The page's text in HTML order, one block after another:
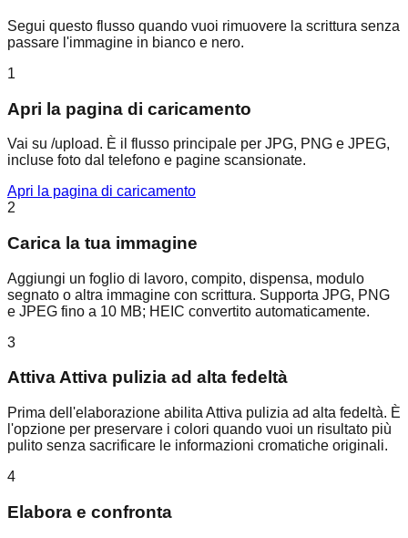
Segui questo flusso quando vuoi rimuovere la scrittura senza
passare l'immagine in bianco e nero.
1
Apri la pagina di caricamento
Vai su /upload. È il flusso principale per JPG, PNG e JPEG,
incluse foto dal telefono e pagine scansionate.
Apri la pagina di caricamento
2
Carica la tua immagine
Aggiungi un foglio di lavoro, compito, dispensa, modulo
segnato o altra immagine con scrittura. Supporta JPG, PNG
e JPEG fino a 10 MB; HEIC convertito automaticamente.
3
Attiva Attiva pulizia ad alta fedeltà
Prima dell'elaborazione abilita Attiva pulizia ad alta fedeltà. È
l'opzione per preservare i colori quando vuoi un risultato più
pulito senza sacrificare le informazioni cromatiche originali.
4
Elabora e confronta